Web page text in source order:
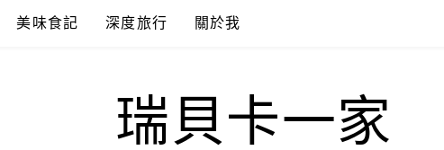
美味食記 深度旅行 關於我
瑞貝卡一家